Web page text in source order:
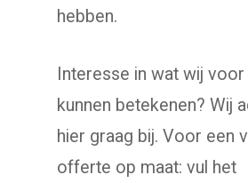
hebben.
Interesse in wat wij
kunnen betekenen? Wij
hier graag bij. Voor een
offerte op maat: vul het